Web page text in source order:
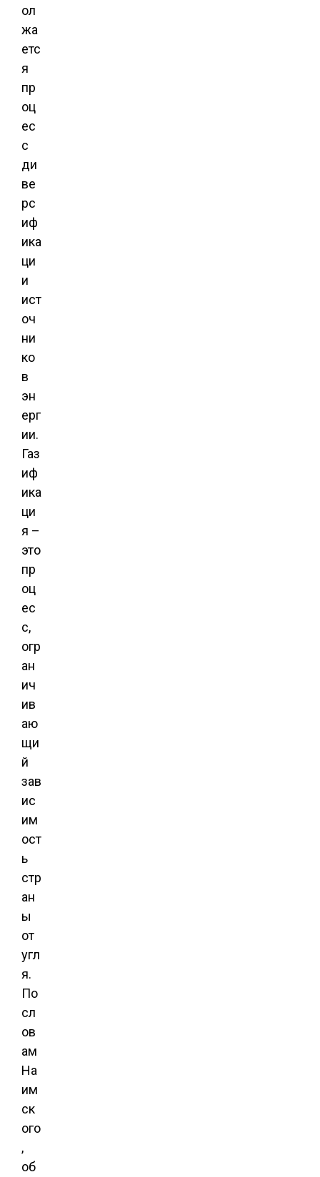
ол
жа
етс
я
пр
оц
ес
с
ди
ве
рс
иф
ика
ци
и
ист
оч
ни
ко
в
эн
ерг
ии.
Газ
иф
ика
ци
я –
это
пр
оц
ес
с,
огр
ан
ич
ив
аю
щи
й
зав
ис
им
ост
ь
стр
ан
ы
от
угл
я.
По
сл
ов
ам
На
им
ск
ого
,
об